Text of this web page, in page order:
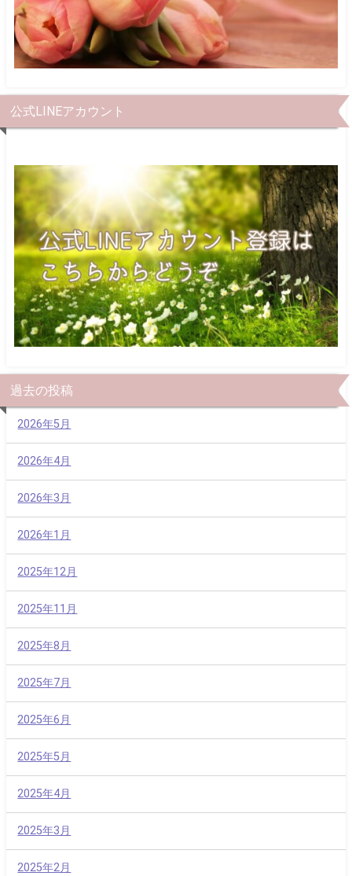
公式LINEアカウント
過去の投稿
2026年5月
2026年4月
2026年3月
2026年1月
2025年12月
2025年11月
2025年8月
2025年7月
2025年6月
2025年5月
2025年4月
2025年3月
2025年2月